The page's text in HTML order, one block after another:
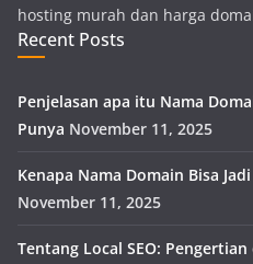
hosting murah dan harga
Recent Posts
Penjelasan apa itu Nama
Punya November 11, 2025
Kenapa Nama Domain Bisa
November 11, 2025
Tentang Local SEO: